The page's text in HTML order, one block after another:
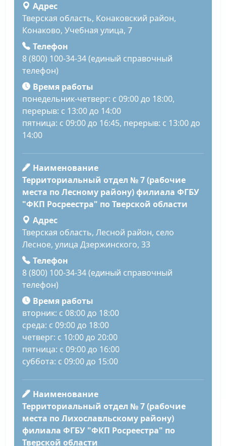
Адрес
Тверская область, Конаковский район,
Конаково, Учебная улица, 7
Телефон
8 (800) 100-34-34 (единый справочный
телефон)
Время работы
понедельник-четверг: с 09:00 до 18:00,
перерыв: с 13:00 до 14:00
пятница: с 09:00 до 16:45, перерыв: с 13:00 до
14:00
Наименование
Территориальный отдел № 7 (рабочие
места по Лесному району) филиала ФГБУ
"ФКП Росреестра" по Тверской области
Адрес
Тверская область, Лесной район, село
Лесное, улица Дзержинского, 33
Телефон
8 (800) 100-34-34 (единый справочный
телефон)
Время работы
вторник: с 08:00 до 18:00
среда: с 09:00 до 18:00
четверг: с 10:00 до 20:00
пятница: с 09:00 до 16:00
суббота: с 09:00 до 15:00
Наименование
Территориальный отдел № 7 (рабочие
места по Лихославльскому району)
филиала ФГБУ "ФКП Росреестра" по
Тверской области